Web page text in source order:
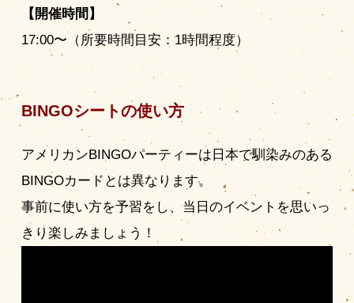
【開催時間】
17:00〜（所要時間目安：1時間程度）
BINGOシートの使い方
アメリカンBINGOパーティーは日本で馴染みのある
BINGOカードとは異なります。
事前に使い方を予習をし、当日のイベントを思いっ
きり楽しみましょう！